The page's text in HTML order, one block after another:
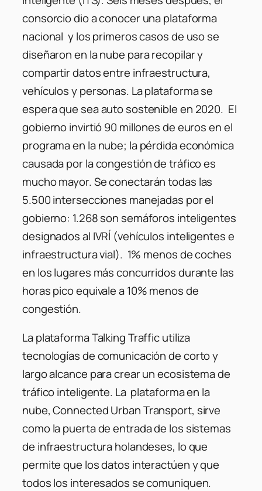
consorcio dio a conocer una plataforma
nacional y los primeros casos de uso se
diseñaron en la nube para recopilar y
compartir datos entre infraestructura,
vehículos y personas. La plataforma se
espera que sea auto sostenible en 2020. El
gobierno invirtió 90 millones de euros en el
programa en la nube; la pérdida económica
causada por la congestión de tráfico es
mucho mayor. Se conectarán todas las
5.500 intersecciones manejadas por el
gobierno: 1.268 son semáforos inteligentes
designados al IVRÍ (vehículos inteligentes e
infraestructura vial). 1% menos de coches
en los lugares más concurridos durante las
horas pico equivale a 10% menos de
congestión.
La plataforma Talking Traffic utiliza
tecnologías de comunicación de corto y
largo alcance para crear un ecosistema de
tráfico inteligente. La plataforma en la
nube, Connected Urban Transport, sirve
como la puerta de entrada de los sistemas
de infraestructura holandeses, lo que
permite que los datos interactúen y que
todos los interesados ​​se comuniquen.